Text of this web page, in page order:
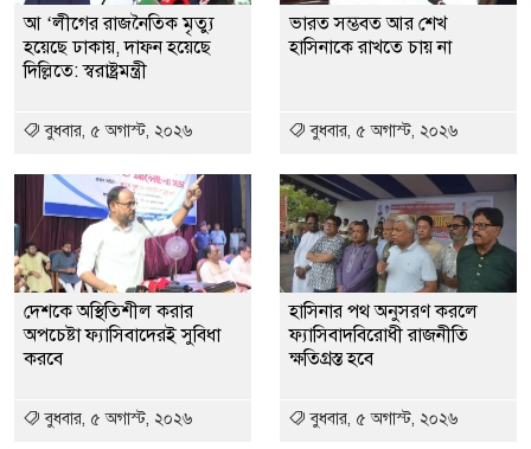
আ ‘লীগের রাজনৈতিক মৃত্যু
হয়েছে ঢাকায়, দাফন হয়েছে
দিল্লিতে: স্বরাষ্ট্রমন্ত্রী
বুধবার, ৫ অগাস্ট, ২০২৬
ভারত সম্ভবত আর শেখ
হাসিনাকে রাখতে চায় না
বুধবার, ৫ অগাস্ট, ২০২৬
দেশকে অস্থিতিশীল করার
অপচেষ্টা ফ্যাসিবাদেরই সুবিধা
করবে
বুধবার, ৫ অগাস্ট, ২০২৬
হাসিনার পথ অনুসরণ করলে
ফ্যাসিবাদবিরোধী রাজনীতি
ক্ষতিগ্রস্ত হবে
বুধবার, ৫ অগাস্ট, ২০২৬